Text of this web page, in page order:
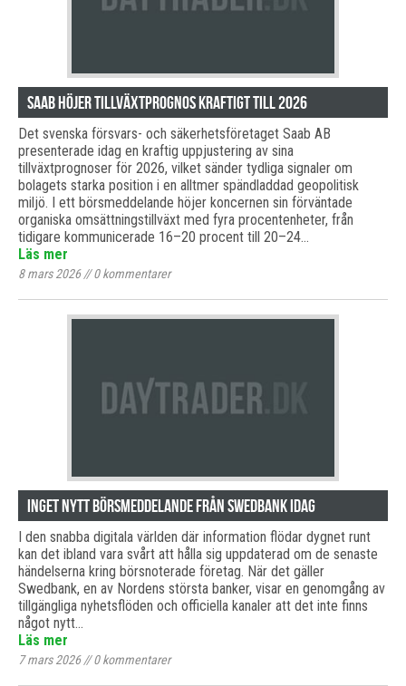
Saab höjer tillväxtprognos kraftigt till 2026
Det svenska försvars- och säkerhetsföretaget Saab AB
presenterade idag en kraftig uppjustering av sina
tillväxtprognoser för 2026, vilket sänder tydliga signaler om
bolagets starka position i en alltmer spändladdad geopolitisk
miljö. I ett börsmeddelande höjer koncernen sin förväntade
organiska omsättningstillväxt med fyra procentenheter, från
tidigare kommunicerade 16–20 procent till 20–24…
Läs mer
8 mars 2026//0kommentarer
Inget nytt börsmeddelande från Swedbank idag
I den snabba digitala världen där information flödar dygnet runt
kan det ibland vara svårt att hålla sig uppdaterad om de senaste
händelserna kring börsnoterade företag. När det gäller
Swedbank, en av Nordens största banker, visar en genomgång av
tillgängliga nyhetsflöden och officiella kanaler att det inte finns
något nytt…
Läs mer
7 mars 2026//0kommentarer